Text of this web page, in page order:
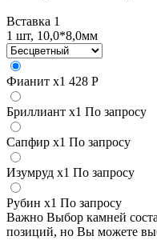
Вставка 1
1 шт, 10,0*8,0мм
Фианит x1 428 Р
Бриллиант x1 По запросу
Сапфир x1 По запросу
Изумруд x1 По запросу
Рубин x1 По запросу
Важно Выбор камней
позиций, но Вы можете